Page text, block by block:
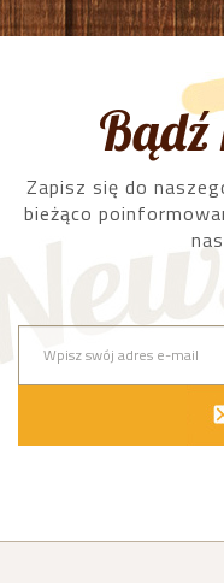
Bądź
Zapisz się do
bieżąco